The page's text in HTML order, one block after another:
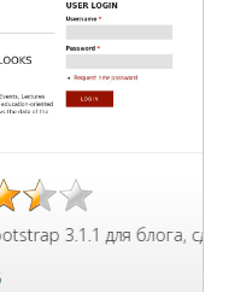
3.1.1 для блога, сделан